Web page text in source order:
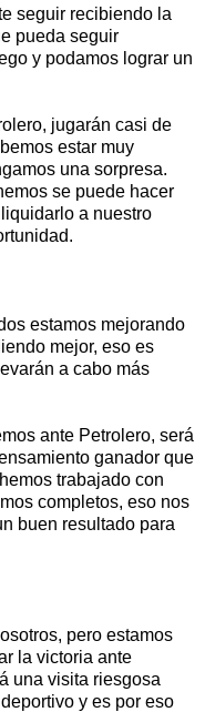
seguir recibiendo la
pueda seguir
y podamos lograr un
jugarán casi de
estar muy
una sorpresa.
se puede hacer
a nuestro
estamos mejorando
mejor, eso es
a cabo más
ante Petrolero, será
ganador que
trabajado con
completos, eso nos
buen resultado para
pero estamos
la victoria ante
una visita riesgosa
y es por eso